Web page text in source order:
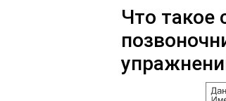
Что такое